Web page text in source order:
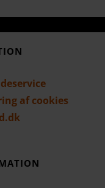
af cookies